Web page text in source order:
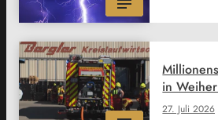
27. Juli 2026
in